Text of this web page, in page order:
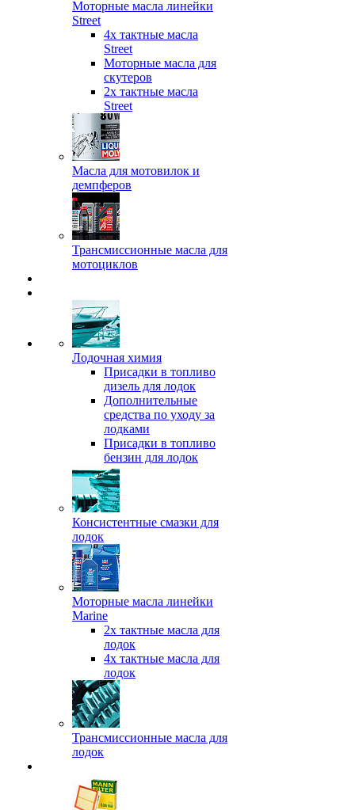
Моторные масла линейки
Street
4х тактные масла
Street
Моторные масла для
скутеров
2х тактные масла
Street
Масла для мотовилок и
демпферов
Трансмиссионные масла для
мотоциклов
Лодочная химия
Присадки в топливо
дизель для лодок
Дополнительные
средства по уходу за
лодками
Присадки в топливо
бензин для лодок
Консистентные смазки для
лодок
Моторные масла линейки
Marine
2х тактные масла для
лодок
4х тактные масла для
лодок
Трансмиссионные масла для
лодок